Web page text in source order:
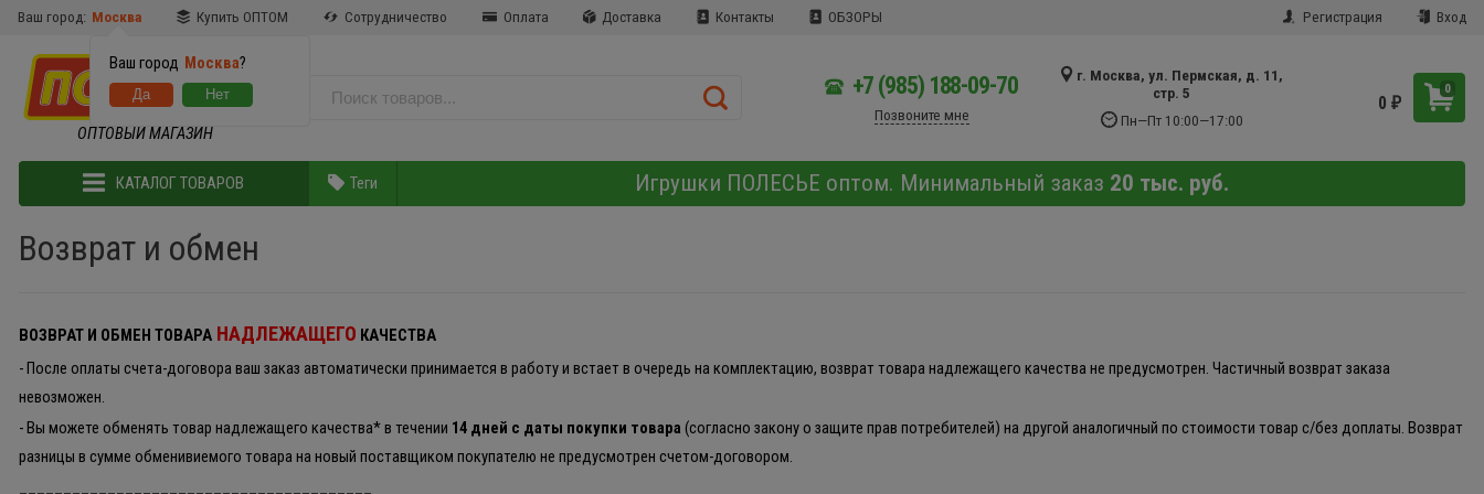
Ваш город: Москва
Ваш город Москва?
Купить ОПТОМ Сотрудничество Оплата Доставка Контакты ОБЗОРЫ Регистрация Вход
ОПТОВЫЙ МАГАЗИН
+7 (985) 188-09-70
Позвоните мне
г. Москва, ул. Пермская, д. 11,
стр. 5
Пн—Пт 10:00—17:00
0
0₽
КАТАЛОГ ТОВАРОВ Теги Игрушки ПОЛЕСЬЕ оптом. Минимальный заказ 20 тыс. руб.
Возврат и обмен
ВОЗВРАТ И ОБМЕН ТОВАРА НАДЛЕЖАЩЕГО КАЧЕСТВА
- После оплаты счета-договора ваш заказ автоматически принимается в работу и встает в очередь на комплектацию, возврат товара надлежащего качества не предусмотрен. Частичный возврат заказа
невозможен.
- Вы можете обменять товар надлежащего качества* в течении 14 дней с даты покупки товара (согласно закону о защите прав потребителей) на другой аналогичный по стоимости товар с/без доплаты. Возврат
разницы в сумме обменивиемого товара на новый поставщиком покупателю не предусмотрен счетом-договором.